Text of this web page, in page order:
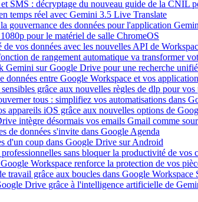
SMS : décryptage du nouveau guide de la CNIL
temps réel avec Gemini 3.5 Live Translate
gouvernance des données pour l'application
pour le matériel de salle ChromeOS
de vos données avec les nouvelles API de
de rangement automatique va transformer
Gemini sur Google Drive pour une recherche
données entre Google Workspace et vos
grâce aux nouvelles règles de dlp pour
tous : simplifiez vos automatisations dans
appareils iOS grâce aux nouvelles options de
intègre désormais vos emails Gmail comme
de données s'invite dans Google Agenda
d'un coup dans Google Drive sur Android
professionnelles sans bloquer la productivité de vos
Workspace renforce la protection de vos
travail grâce aux boucles dans Google Workspace
Drive grâce à l'intelligence artificielle de